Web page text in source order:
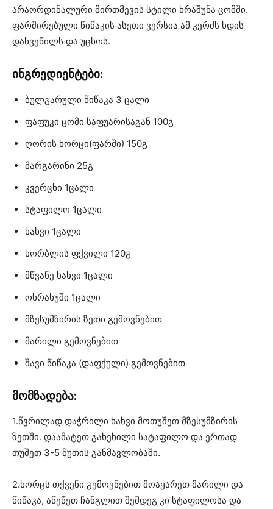
არაორდინალური მირთმევის სტილი ხრაშუნა ცომში.
ფარშირებული წიწაკის ასეთი ვერსია ამ კერძს ხდის
დახვეწილს და უცხოს.
ინგრედიენტები:
ბულგარული წიწაკა 3 ცალი
ფაფუკი ცომი საფუარისაგან 100გ
ღორის ხორცი(ფარში) 150გ
მარგარინი 25გ
კვერცხი 1ცალი
სტაფილო 1ცალი
ხახვი 1ცალი
ხორბლის ფქვილი 120გ
მწვანე ხახვი 1ცალი
ოხრახუში 1ცალი
მზესუმზირის ზეთი გემოვნებით
მარილი გემოვნებით
შავი წიწაკა (დაფქული) გემოვნებით
მომზადება:
1.წვრილად დაჭრილი ხახვი მოთუშეთ მზესუმზირის
ზეთში. დაამატეთ გახეხილი სატაფილო და ერთად
თუშეთ 3-5 წუთის განმავლობაში.
2.ხორცს თქვენი გემოვნებით მოაყარეთ მარილი და
წიწაკა, აწეწეთ ჩანგლით შემდეგ კი სტაფილოსა და